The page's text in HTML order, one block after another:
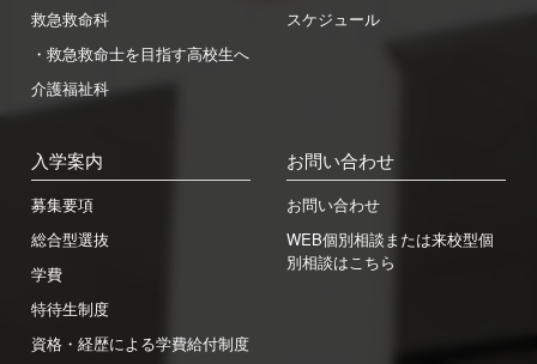
救急救命科
・救急救命士を目指す高校生へ
介護福祉科
スケジュール
入学案内
募集要項
総合型選抜
学費
特待生制度
資格・経歴による学費給付制度
お問い合わせ
お問い合わせ
WEB個別相談または来校型個
別相談はこちら